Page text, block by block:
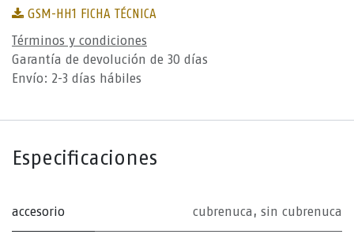
GSM-HH1 FICHA TÉCNICA
Términos y condiciones
Garantía de devolución de 30 días
Envío: 2-3 días hábiles
Especificaciones
accesorio cubrenuca , sin cubrenuca